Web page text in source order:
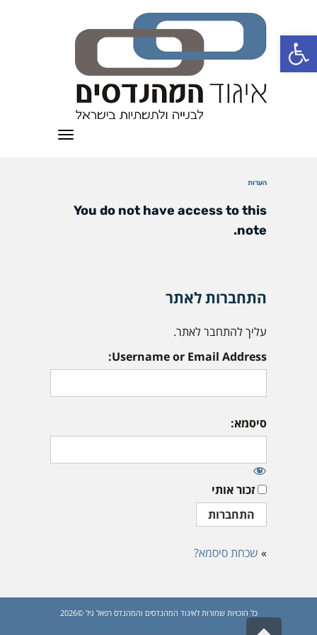
פתח סרגל נגישות
תפריט
הערות
You do not have access to this
note.
התחברות לאתר
עליך להתחבר לאתר.
Username or Email Address:
סיסמא:
זכור אותי
» שכחת סיסמא?
כל הזכויות שמורות לאיגוד המהנדסים והמהנדס רפאל גיל ©2026